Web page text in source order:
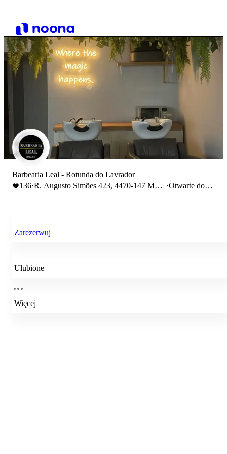
Barbearia Leal - Rotunda do Lavrador
136·R. Augusto Simões 423, 4470-147 Maia, ·Otwarte do
Zarezerwuj
Ulubione
Więcej